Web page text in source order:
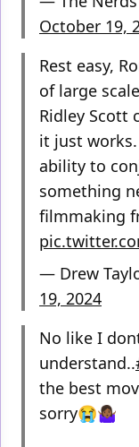
October 19,
Rest easy,
of large
Ridley Scott
it just
ability to
something
filmmaking
— Drew
19, 2024
No like I
understand..
the best
sorry😭🤷🏾‍♀️